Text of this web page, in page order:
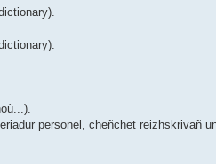
personel, cheñchet reizhskrivañ